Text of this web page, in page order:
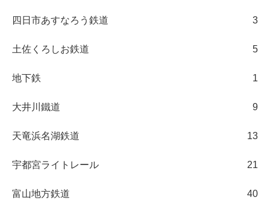
四日市あすなろう鉄道 3
土佐くろしお鉄道 5
地下鉄 1
大井川鐵道 9
天竜浜名湖鉄道 13
宇都宮ライトレール 21
富山地方鉄道 40